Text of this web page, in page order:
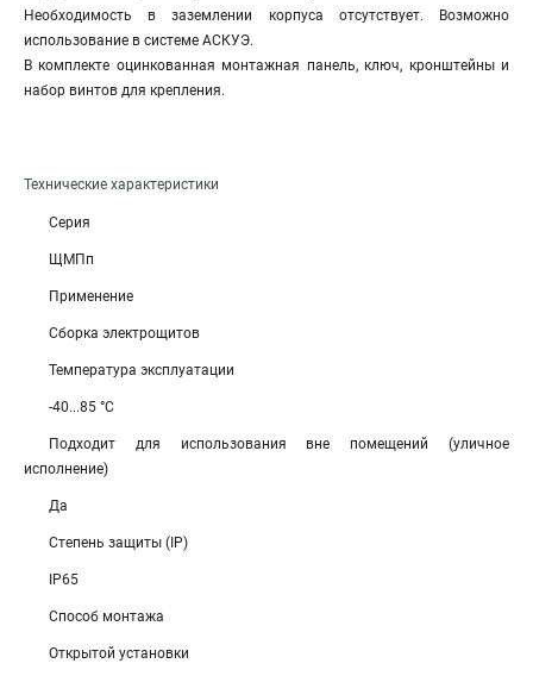
Необходимость в заземлении корпуса отсутствует. Возможно
использование в системе АСКУЭ.
В комплекте оцинкованная монтажная панель, ключ, кронштейны и
набор винтов для крепления.
Технические характеристики
Серия
ЩМПп
Применение
Сборка электрощитов
Температура эксплуатации
-40...85 °C
Подходит для использования вне помещений (уличное
исполнение)
Да
Степень защиты (IP)
IP65
Способ монтажа
Открытой установки